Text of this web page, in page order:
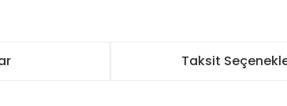
Taksit